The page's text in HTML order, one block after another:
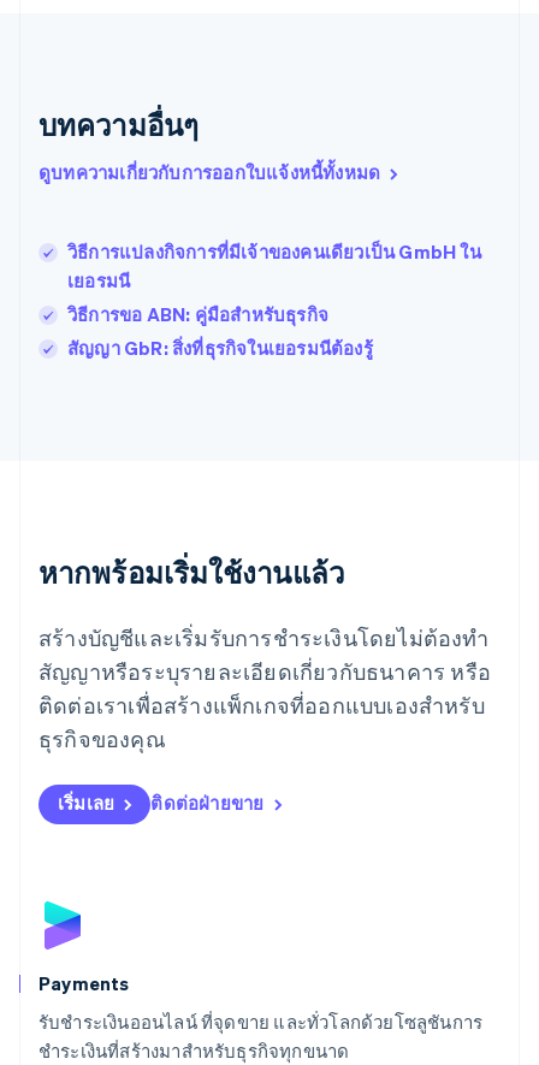
บทความอื่นๆ
ดูบทความเกี่ยวกับการออกใบแจ้งหนี้ทั้งหมด
วิธีการแปลงกิจการที่มีเจ้าของคนเดียวเป็น GmbH ใน
เยอรมนี
วิธีการขอ ABN: คู่มือสําหรับธุรกิจ
สัญญา GbR: สิ่งที่ธุรกิจในเยอรมนีต้องรู้
หากพร้อมเริ่มใช้งานแล้ว
สร้างบัญชีและเริ่มรับการชำระเงินโดยไม่ต้องทำ
สัญญาหรือระบุรายละเอียดเกี่ยวกับธนาคาร หรือ
ติดต่อเราเพื่อสร้างแพ็กเกจที่ออกแบบเองสำหรับ
ธุรกิจของคุณ
เริ่มเลย ติดต่อฝ่ายขาย
Payments
รับชำระเงินออนไลน์ ที่จุดขาย และทั่วโลกด้วยโซลูชันการ
ชำระเงินที่สร้างมาสำหรับธุรกิจทุกขนาด
โปแลนด์
English
ฝรั่งเศส
English Svenska
มอลตา
English
มาเลเซีย
简体中文
เม็กซิโก
ลักเซมเบิร์ก
Français Deutsch English
English
ลิกเตนสไตน์
DeutschEnglish
ลิทัวเนีย
English
สเปน
สโลวาเกีย
English
Deutsch
สวีเดน
สหรัฐอเมริกา
English Español简体中文
สหรัฐอาหรับเอมิเรตส์